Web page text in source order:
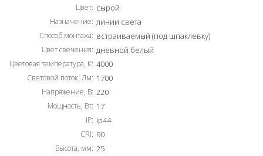
Цвет: сырой
Назначение: линии света
Способ монтажа: встраиваемый (под шпаклевку)
Цвет свечения: дневной белый
Цветовая температура, К: 4000
Световой поток, Лм: 1700
Напряжение, В: 220
Мощность, Вт: 17
IP: ip44
CRI: 90
Высота, мм: 25